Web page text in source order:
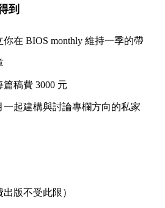
到
在 BIOS monthly 維持一季的帶
稿費 3000 元
起建構與討論專欄方向的私家
版不受此限）